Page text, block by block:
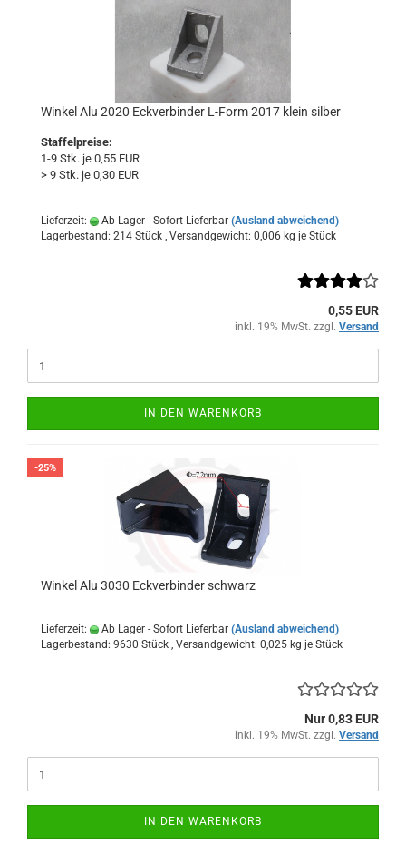
Winkel Alu 2020 Eckverbinder L-Form 2017 klein silber
Staffelpreise:
1-9 Stk. je 0,55 EUR
> 9 Stk. je 0,30 EUR
Lieferzeit: Ab Lager - Sofort Lieferbar (Ausland abweichend)
Lagerbestand: 214 Stück , Versandgewicht: 0,006 kg je Stück
0,55 EUR
inkl. 19% MwSt. zzgl. Versand
IN DEN WARENKORB
-25%
Winkel Alu 3030 Eckverbinder schwarz
Lieferzeit: Ab Lager - Sofort Lieferbar (Ausland abweichend)
Lagerbestand: 9630 Stück , Versandgewicht: 0,025 kg je Stück
Nur 0,83 EUR
inkl. 19% MwSt. zzgl. Versand
IN DEN WARENKORB